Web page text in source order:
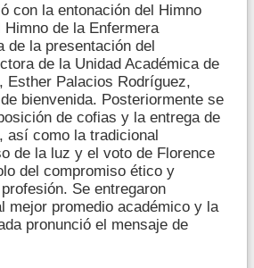
con la entonación del Himno
de la Enfermera
de la presentación del
de la Unidad Académica de
Esther Palacios Rodríguez,
bienvenida. Posteriormente se
de cofias y la entrega de
así como la tradicional
de la luz y el voto de Florence
del compromiso ético y
Se entregaron
mejor promedio académico y la
pronunció el mensaje de